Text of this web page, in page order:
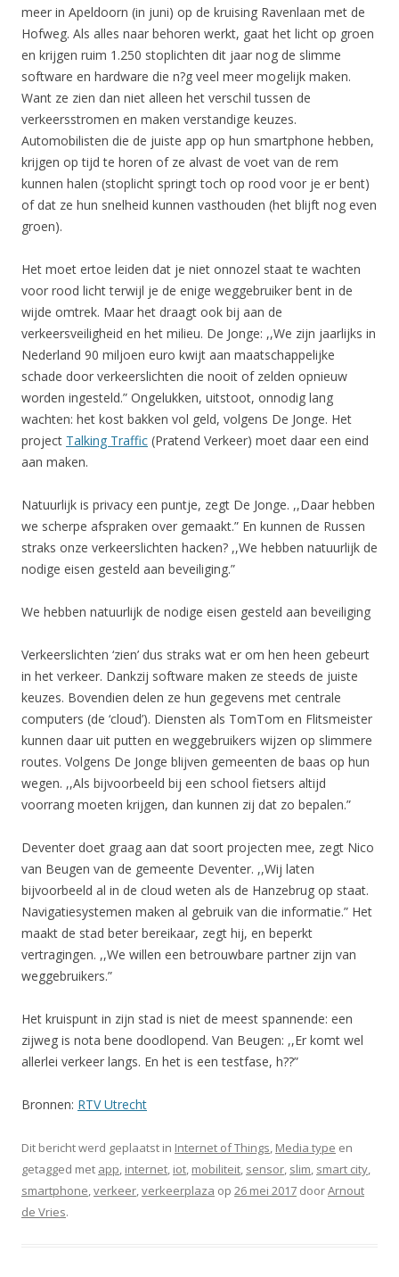
meer in Apeldoorn (in juni) op de kruising Ravenlaan met de
Hofweg. Als alles naar behoren werkt, gaat het licht op groen
en krijgen ruim 1.250 stoplichten dit jaar nog de slimme
software en hardware die n?g veel meer mogelijk maken.
Want ze zien dan niet alleen het verschil tussen de
verkeersstromen en maken verstandige keuzes.
Automobilisten die de juiste app op hun smartphone hebben,
krijgen op tijd te horen of ze alvast de voet van de rem
kunnen halen (stoplicht springt toch op rood voor je er bent)
of dat ze hun snelheid kunnen vasthouden (het blijft nog even
groen).
Het moet ertoe leiden dat je niet onnozel staat te wachten
voor rood licht terwijl je de enige weggebruiker bent in de
wijde omtrek. Maar het draagt ook bij aan de
verkeersveiligheid en het milieu. De Jonge: ,,We zijn jaarlijks in
Nederland 90 miljoen euro kwijt aan maatschappelijke
schade door verkeerslichten die nooit of zelden opnieuw
worden ingesteld.” Ongelukken, uitstoot, onnodig lang
wachten: het kost bakken vol geld, volgens De Jonge. Het
project Talking Traffic (Pratend Verkeer) moet daar een eind
aan maken.
Natuurlijk is privacy een puntje, zegt De Jonge. ,,Daar hebben
we scherpe afspraken over gemaakt.” En kunnen de Russen
straks onze verkeerslichten hacken? ,,We hebben natuurlijk de
nodige eisen gesteld aan beveiliging.”
We hebben natuurlijk de nodige eisen gesteld aan beveiliging
Verkeerslichten ‘zien’ dus straks wat er om hen heen gebeurt
in het verkeer. Dankzij software maken ze steeds de juiste
keuzes. Bovendien delen ze hun gegevens met centrale
computers (de ‘cloud’). Diensten als TomTom en Flitsmeister
kunnen daar uit putten en weggebruikers wijzen op slimmere
routes. Volgens De Jonge blijven gemeenten de baas op hun
wegen. ,,Als bijvoorbeeld bij een school fietsers altijd
voorrang moeten krijgen, dan kunnen zij dat zo bepalen.”
Deventer doet graag aan dat soort projecten mee, zegt Nico
van Beugen van de gemeente Deventer. ,,Wij laten
bijvoorbeeld al in de cloud weten als de Hanzebrug op staat.
Navigatiesystemen maken al gebruik van die informatie.” Het
maakt de stad beter bereikaar, zegt hij, en beperkt
vertragingen. ,,We willen een betrouwbare partner zijn van
weggebruikers.”
Het kruispunt in zijn stad is niet de meest spannende: een
zijweg is nota bene doodlopend. Van Beugen: ,,Er komt wel
allerlei verkeer langs. En het is een testfase, h??”
Bronnen: RTV Utrecht
Dit bericht werd geplaatst in Internet of Things, Media type en
getagged met app, internet, iot, mobiliteit, sensor, slim, smart city,
smartphone,verkeer,verkeerplaza op 26 mei 2017 doorArnout
de Vries.